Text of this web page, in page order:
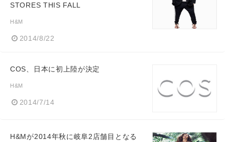
STORES THIS FALL
H&M
2014/8/22
COS、日本に初上陸が決定
H&M
2014/7/14
H&Mが2014年秋に岐阜2店舗目となる